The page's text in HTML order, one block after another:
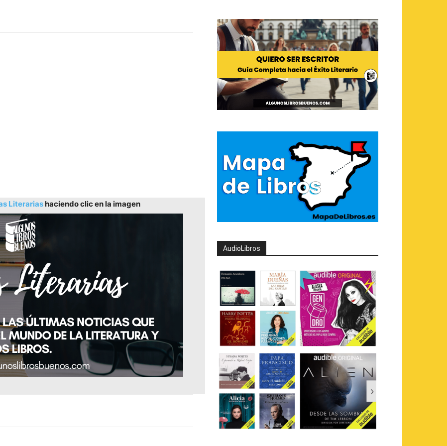
Literariashaciendo clic en la imagen
AudioLibros